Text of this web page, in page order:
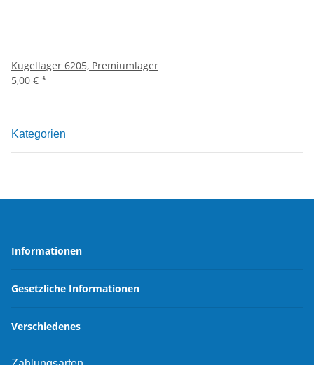
Kugellager 6205, Premiumlager
5,00 € *
Kategorien
Informationen
Gesetzliche Informationen
Verschiedenes